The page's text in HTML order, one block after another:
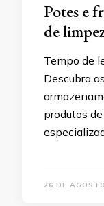
Potes e
de
Tempo de
Descubra
produtos
26 DE